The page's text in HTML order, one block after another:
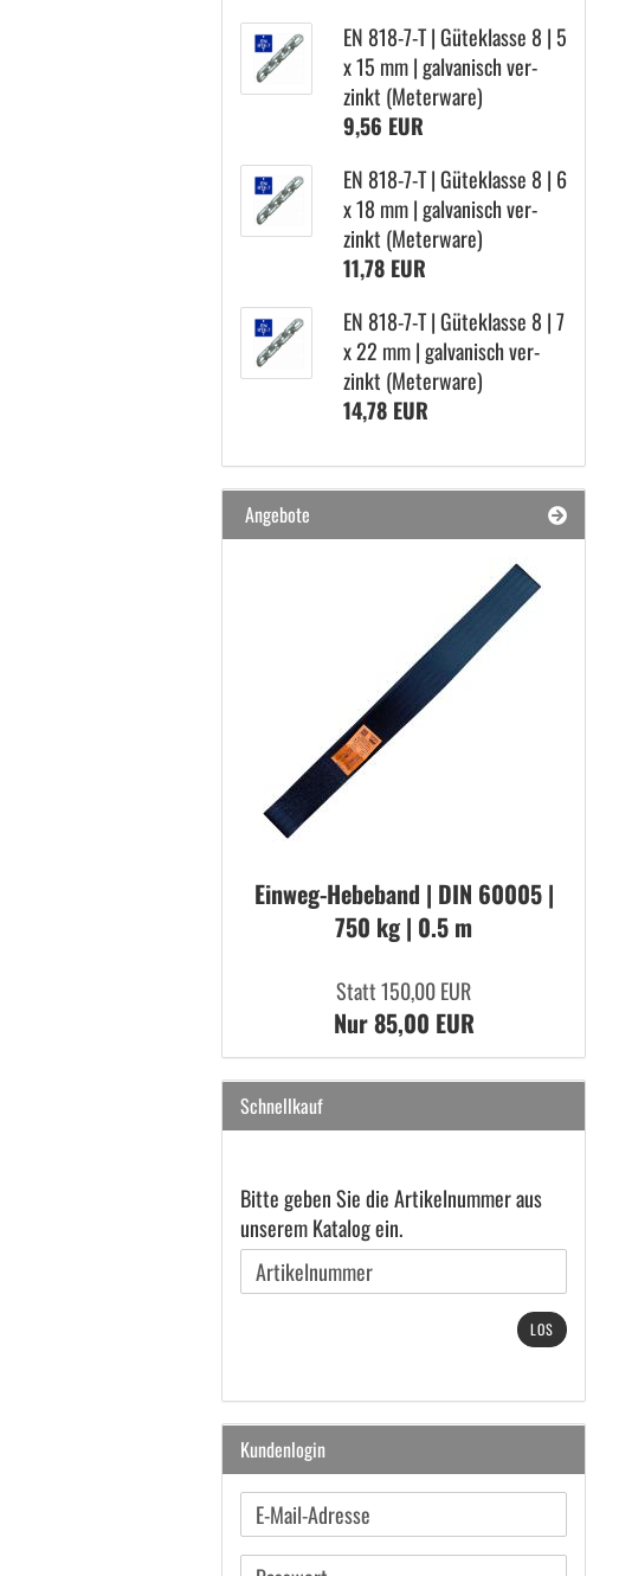
EN 818-​7-T | Gü­te­klas­se 8 | 5
x 15 mm | gal­va­nisch ver­
zinkt (Me­ter­wa­re)
9,56 EUR
EN 818-​7-T | Gü­te­klas­se 8 | 6
x 18 mm | gal­va­nisch ver­
zinkt (Me­ter­wa­re)
11,78 EUR
EN 818-​7-T | Gü­te­klas­se 8 | 7
x 22 mm | gal­va­nisch ver­
zinkt (Me­ter­wa­re)
14,78 EUR
Angebote
Einweg-​Hebeband | DIN 60005 |
750 kg | 0.5 m
Statt 150,00 EUR
Nur 85,00 EUR
Schnellkauf
BITTE
GEBEN
SIE
DIE
KATALOG
EIN.
Bitte geben Sie die Artikelnummer aus
unserem Katalog ein.
LOS
Kundenlogin
E-
Mail-